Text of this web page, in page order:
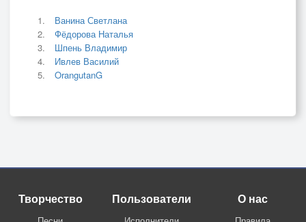
Ванина Светлана
Фёдорова Наталья
Шпень Владимир
Ивлев Василий
OrangutanG
Творчество Пользователи О нас